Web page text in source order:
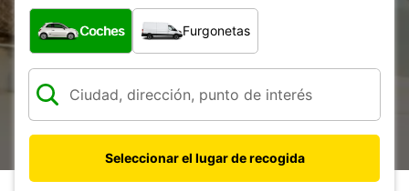
¿Qué tipo de vehículo?
Coches Furgonetas
Seleccionar el lugar de recogida